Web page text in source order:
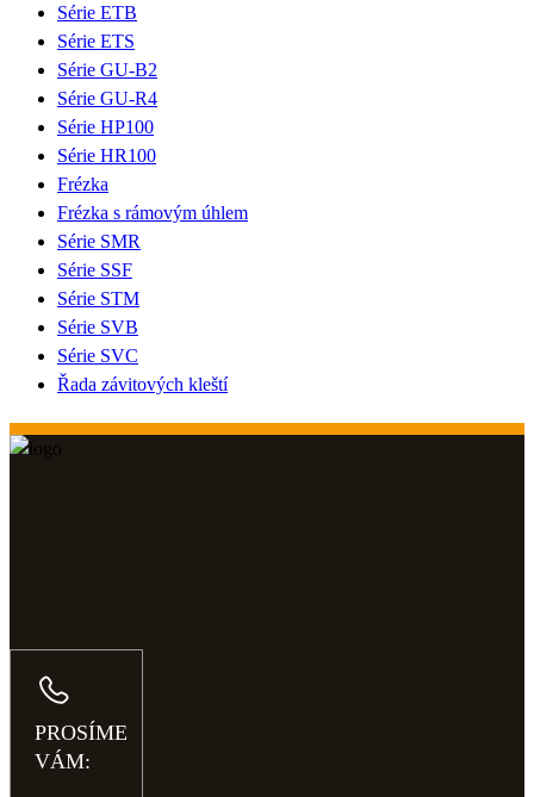
Série ETB
Série ETS
Série GU-B2
Série GU-R4
Série HP100
Série HR100
Frézka
Frézka s rámovým úhlem
Série SMR
Série SSF
Série STM
Série SVB
Série SVC
Řada závitových kleští
PROSÍME
VÁM: